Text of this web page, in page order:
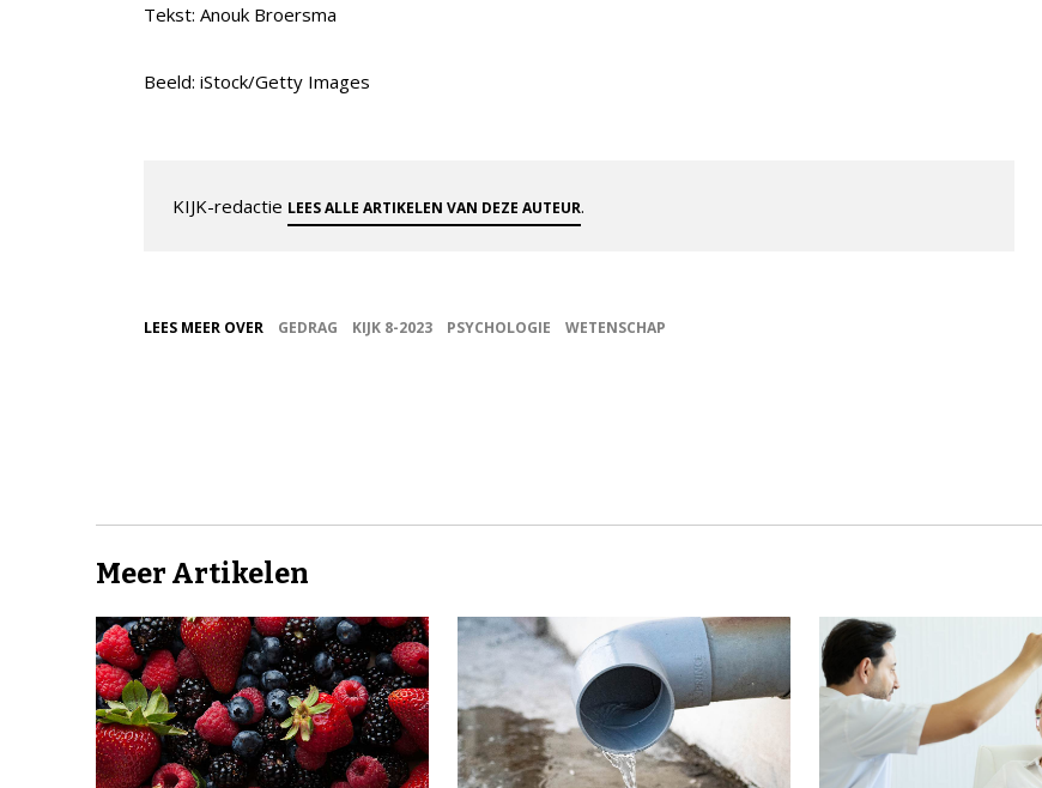
Tekst: Anouk Broersma
Beeld: iStock/Getty Images
KIJK-redactie LEES ALLE ARTIKELEN VAN DEZE AUTEUR.
LEES MEER OVER GEDRAG KIJK 8-2023 PSYCHOLOGIE WETENSCHAP
Meer Artikelen